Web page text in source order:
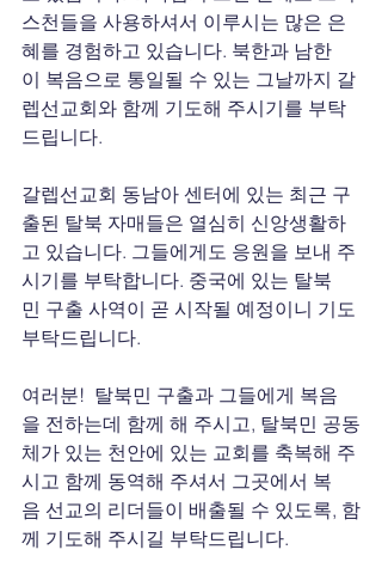
스천들을 사용하셔서 이루시는 많은 은
혜를 경험하고 있습니다. 북한과 남한
이 복음으로 통일될 수 있는 그날까지 갈
렙선교회와 함께 기도해 주시기를 부탁
드립니다.
갈렙선교회 동남아 센터에 있는 최근 구
출된 탈북 자매들은 열심히 신앙생활하
고 있습니다. 그들에게도 응원을 보내 주
시기를 부탁합니다. 중국에 있는 탈북
민 구출 사역이 곧 시작될 예정이니 기도
부탁드립니다.
여러분!  탈북민 구출과 그들에게 복음
을 전하는데 함께 해 주시고, 탈북민 공동
체가 있는 천안에 있는 교회를 축복해 주
시고 함께 동역해 주셔서 그곳에서 복
음 선교의 리더들이 배출될 수 있도록, 함
께 기도해 주시길 부탁드립니다.